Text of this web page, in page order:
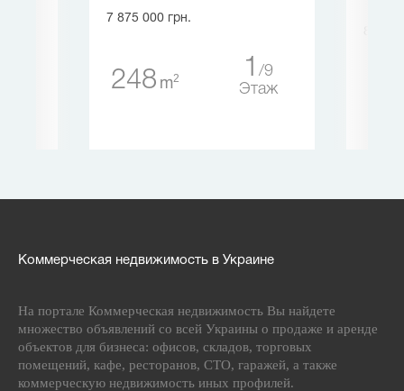
7 875 000 грн.
248 m2 1
9
Этаж
Коммерческая недвижимость в Украине
На портале Коммерческая недвижимость Вы найдете
множество объявлений со всей Украины о продаже и аренде
объектов для бизнеса: офисов, складов, торговых
помещений, кафе, ресторанов, СТО, гаражей, а также
коммерческую недвижимость иных профилей.